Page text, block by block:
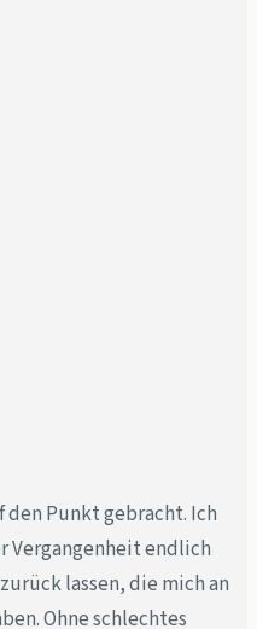
den Punkt gebracht. Ich
Vergangenheit endlich
lassen, die mich an
Ohne schlechtes